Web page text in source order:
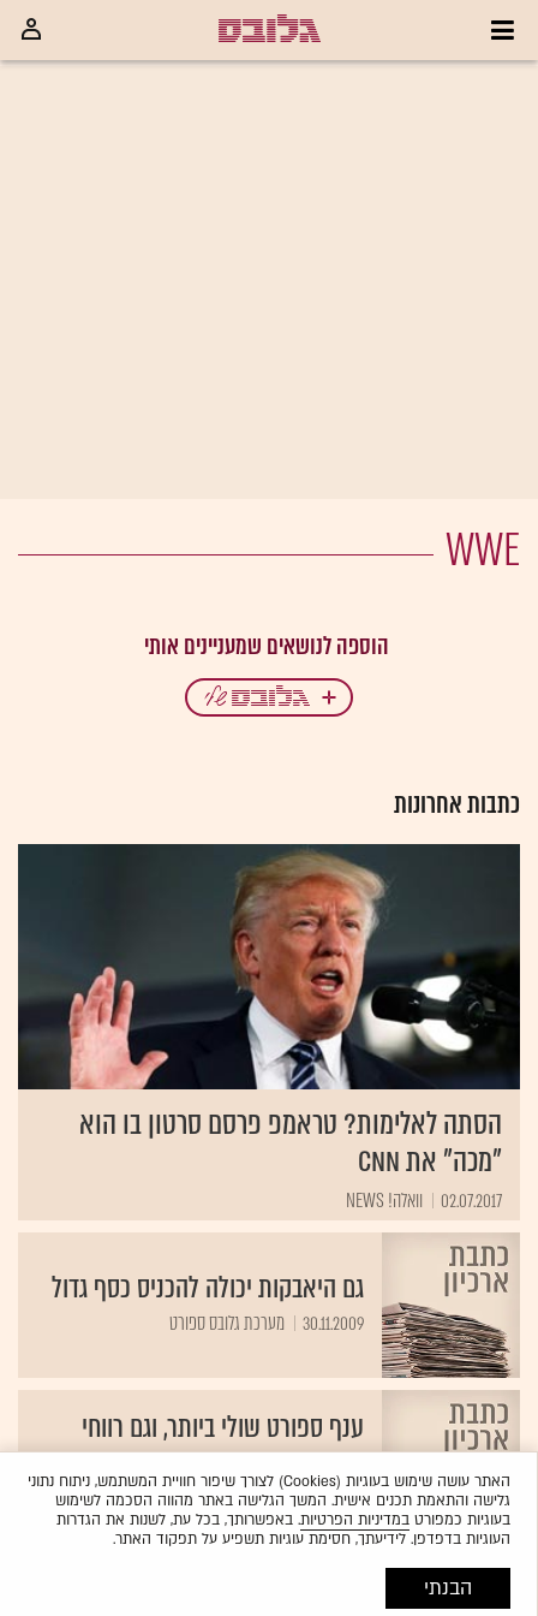
WWE
כתבות אחרונות
הסתה לאלימות? טראמפ פרסם סרטון בו הוא
"מכה" את CNN
02.07.2017 וואלה! NEWS
גם היאבקות יכולה להכניס כסף גדול
30.11.2009 מערכת גלובס ספורט
ענף ספורט שולי ביותר, וגם רווחי
ביותר
25.02.2009 מערכת גלובס ספורט
האתר עושה שימוש בעוגיות (Cookies) לצורך שיפור חוויית המשתמש, ניתוח נתוני
גלישה והתאמת תכנים אישית. המשך הגלישה באתר מהווה הסכמה לשימוש
בעוגיות כמפורטבמדיניות הפרטיות. באפשרותך, בכל עת, לשנות את הגדרות
העוגיות בדפדפן. לידיעתך, חסימת עוגיות תשפיע על תפקוד האתר.
הבנתי